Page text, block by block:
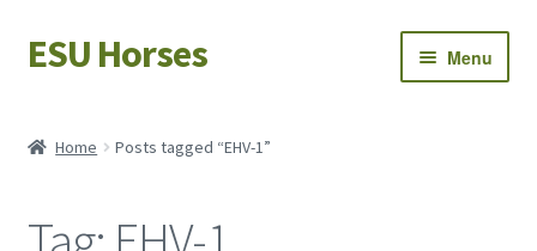
Skip
to
Skip
to
ESU Horses Menu
Save Horses
Home Posts tagged “EHV-1”